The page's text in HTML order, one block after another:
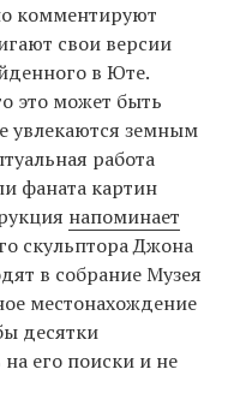
комментируют
свои версии
в Юте.
это может быть
увлекаются земным
работа
фаната картин
напоминает
скульптора Джона
в собрание Музея
местонахождение
десятки
на его поиски и не